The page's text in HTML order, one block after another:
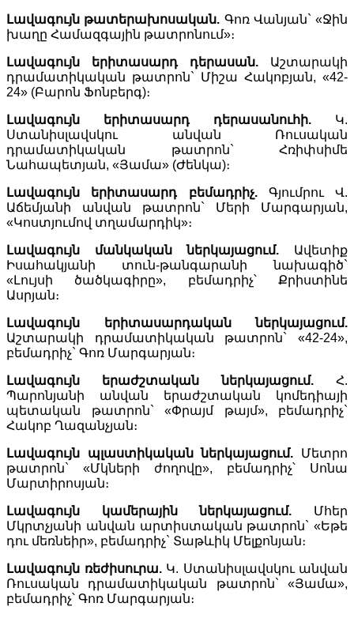
Լավագույն թատերախոսական. Գոռ Վանյան` «Ջին
խաղը Համազգային թատրոնում»։
Լավագույն երիտասարդ դերասան. Աշտարակի
դրամատիկական թատրոն` Միշա Հակոբյան, «42-
24» (Բարոն Ֆոնբերգ)։
Լավագույն երիտասարդ դերասանուհի. Կ.
Ստանիսլավսկու անվան Ռուսական
դրամատիկական թատրոն` Հռիփսիմե
Նահապետյան, «Յամա» (Ժենկա)։
Լավագույն երիտասարդ բեմադրիչ.Գյումրու Վ.
Աճեմյանի անվան թատրոն` Մերի Մարգարյան,
«Կոստյումով տղամարդիկ»։
Լավագույն մանկական ներկայացում. Ավետիք
Իսահակյանի տուն-թանգարանի նախագիծ`
«Լույսի ծածկագիրը», բեմադրիչ՝ Քրիստինե
Ասրյան։
Լավագույն երիտասարդական ներկայացում.
Աշտարակի դրամատիկական թատրոն` «42-24»,
բեմադրիչ` Գոռ Մարգարյան։
Լավագույն երաժշտական ներկայացում. Հ.
Պարոնյանի անվան երաժշտական կոմեդիայի
պետական թատրոն` «Փրայմ թայմ», բեմադրիչ`
Հակոբ Ղազանչյան։
Լավագույն պլաստիկական ներկայացում. Մետրո
թատրոն` «Մկների ժողովը», բեմադրիչ՝ Սոնա
Մարտիրոսյան։
Լավագույն կամերային ներկայացում. Մհեր
Մկրտչյանի անվան արտիստական թատրոն` «Եթե
դու մեռնեիր», բեմադրիչ` Տաթևիկ Մելքոնյան։
Լավագույն ռեժիսուրա.Կ. Ստանիսլավսկու անվան
Ռուսական դրամատիկական թատրոն` «Յամա»,
բեմադրիչ՝ Գոռ Մարգարյան։